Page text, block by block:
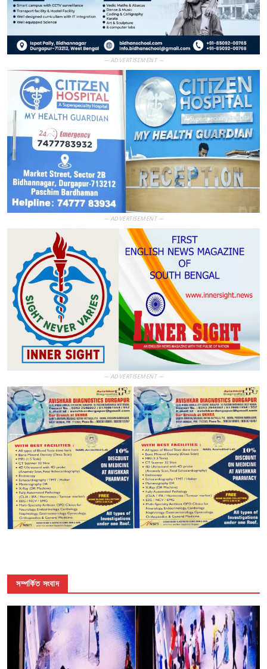
— ADVERTISEMENT —
— ADVERTISEMENT —
— ADVERTISEMENT —
সম্পর্কিত সংবাদ